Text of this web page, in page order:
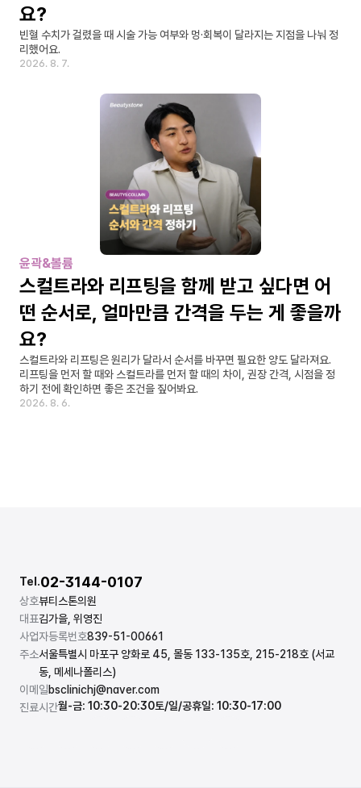
요?
빈혈 수치가 걸렸을 때 시술 가능 여부와 멍·회복이 달라지는 지점을 나눠 정
리했어요.
2026. 8. 7.
윤곽&볼륨
스컬트라와 리프팅을 함께 받고 싶다면 어
떤 순서로, 얼마만큼 간격을 두는 게 좋을까
요?
스컬트라와 리프팅은 원리가 달라서 순서를 바꾸면 필요한 양도 달라져요.
리프팅을 먼저 할 때와 스컬트라를 먼저 할 때의 차이, 권장 간격, 시점을 정
하기 전에 확인하면 좋은 조건을 짚어봐요.
2026. 8. 6.
상호뷰티스톤의원
대표김가을, 위영진
사업자등록번호839-51-00661
주소서울특별시 마포구 양화로 45, 몰동 133-135호, 215-218호 (서교
동, 메세나폴리스)
이메일bsclinichj@naver.com
진료시간월-금: 10:30-20:30토/일/공휴일: 10:30-17:00
Tel.02-3144-0107